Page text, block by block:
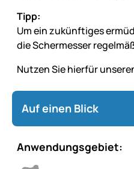
Tipp:
Um ein zukünftiges
die Schermesser
Nutzen Sie hierfür
Auf einen Blick
Anwendungsgebiet: